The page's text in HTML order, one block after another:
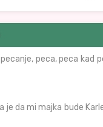
peca, peca kad
je da mi majka bude